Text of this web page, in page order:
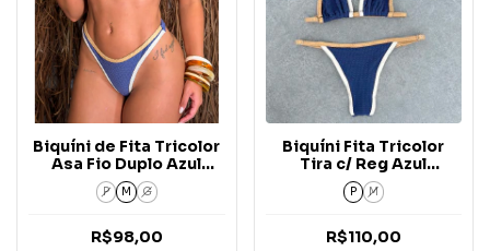
Biquíni de Fita Tricolor
Asa Fio Duplo Azul
Marinho c/ Areia e Off
White Carmel Blue
P M G
R$98,00
Biquíni Fita Tricolor
Tira c/ Reg Azul
Marinho c/ Areia e Off
White Carmel Blue
P M
R$110,00